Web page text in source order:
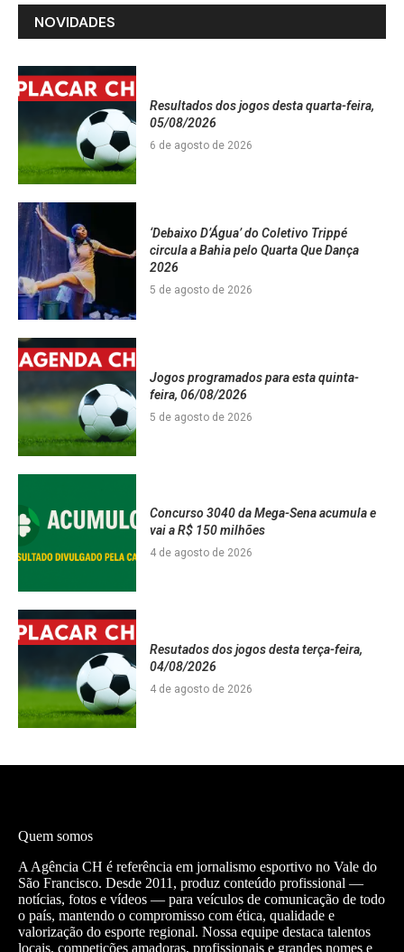
NOVIDADES
Resultados dos jogos desta quarta-feira,
05/08/2026
6 de agosto de 2026
‘Debaixo D’Água’ do Coletivo Trippé
circula a Bahia pelo Quarta Que Dança
2026
5 de agosto de 2026
Jogos programados para esta quinta-
feira, 06/08/2026
5 de agosto de 2026
Concurso 3040 da Mega-Sena acumula e
vai a R$ 150 milhões
4 de agosto de 2026
Resutados dos jogos desta terça-feira,
04/08/2026
4 de agosto de 2026
Quem somos
A Agência CH é referência em jornalismo esportivo no Vale do
São Francisco. Desde 2011, produz conteúdo profissional —
notícias, fotos e vídeos — para veículos de comunicação de todo
o país, mantendo o compromisso com ética, qualidade e
valorização do esporte regional. Nossa equipe destaca talentos
locais, competições amadoras, profissionais e grandes nomes e